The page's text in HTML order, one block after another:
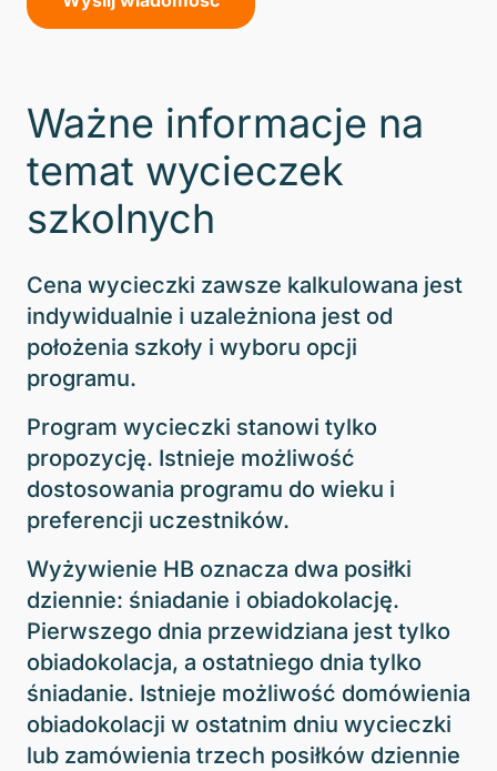
Ważne informacje na
temat wycieczek
szkolnych
Cena wycieczki zawsze kalkulowana jest
indywidualnie i uzależniona jest od
położenia szkoły i wyboru opcji
programu.
Program wycieczki stanowi tylko
propozycję. Istnieje możliwość
dostosowania programu do wieku i
preferencji uczestników.
Wyżywienie HB oznacza dwa posiłki
dziennie: śniadanie i obiadokolację.
Pierwszego dnia przewidziana jest tylko
obiadokolacja, a ostatniego dnia tylko
śniadanie. Istnieje możliwość domówienia
obiadokolacji w ostatnim dniu wycieczki
lub zamówienia trzech posiłków dziennie